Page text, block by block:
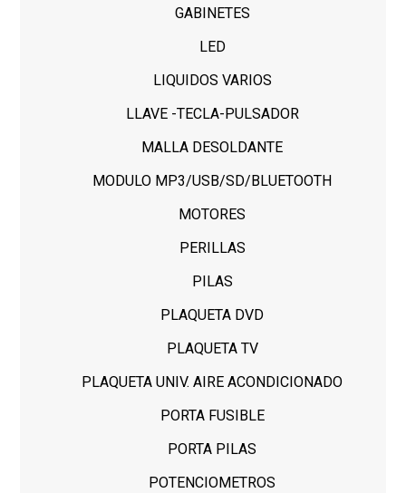
GABINETES
LED
LIQUIDOS VARIOS
LLAVE -TECLA-PULSADOR
MALLA DESOLDANTE
MODULO MP3/USB/SD/BLUETOOTH
MOTORES
PERILLAS
PILAS
PLAQUETA DVD
PLAQUETA TV
PLAQUETA UNIV. AIRE ACONDICIONADO
PORTA FUSIBLE
PORTA PILAS
POTENCIOMETROS